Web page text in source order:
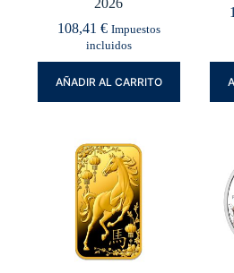
2026
108,41 € Impuestos
incluidos
AÑADIR AL CARRITO